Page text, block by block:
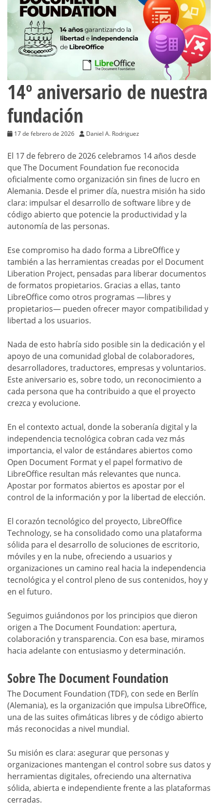
14º aniversario de nuestra
fundación
17 de febrero de 2026 Daniel A. Rodriguez
El 17 de febrero de 2026 celebramos 14 años desde
que The Document Foundation fue reconocida
oficialmente como organización sin fines de lucro en
Alemania. Desde el primer día, nuestra misión ha sido
clara: impulsar el desarrollo de software libre y de
código abierto que potencie la productividad y la
autonomía de las personas.
Ese compromiso ha dado forma a LibreOffice y
también a las herramientas creadas por el Document
Liberation Project, pensadas para liberar documentos
de formatos propietarios. Gracias a ellas, tanto
LibreOffice como otros programas —libres y
propietarios— pueden ofrecer mayor compatibilidad y
libertad a los usuarios.
Nada de esto habría sido posible sin la dedicación y el
apoyo de una comunidad global de colaboradores,
desarrolladores, traductores, empresas y voluntarios.
Este aniversario es, sobre todo, un reconocimiento a
cada persona que ha contribuido a que el proyecto
crezca y evolucione.
En el contexto actual, donde la soberanía digital y la
independencia tecnológica cobran cada vez más
importancia, el valor de estándares abiertos como
Open Document Format y el papel formativo de
LibreOffice resultan más relevantes que nunca.
Apostar por formatos abiertos es apostar por el
control de la información y por la libertad de elección.
El corazón tecnológico del proyecto, LibreOffice
Technology, se ha consolidado como una plataforma
sólida para el desarrollo de soluciones de escritorio,
móviles y en la nube, ofreciendo a usuarios y
organizaciones un camino real hacia la independencia
tecnológica y el control pleno de sus contenidos, hoy y
en el futuro.
Seguimos guiándonos por los principios que dieron
origen a The Document Foundation: apertura,
colaboración y transparencia. Con esa base, miramos
hacia adelante con entusiasmo y determinación.
Sobre The Document Foundation
The Document Foundation (TDF), con sede en Berlín
(Alemania), es la organización que impulsa LibreOffice,
una de las suites ofimáticas libres y de código abierto
más reconocidas a nivel mundial.
Su misión es clara: asegurar que personas y
organizaciones mantengan el control sobre sus datos y
herramientas digitales, ofreciendo una alternativa
sólida, abierta e independiente frente a las plataformas
cerradas.